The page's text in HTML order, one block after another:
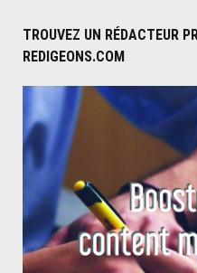
TROUVEZ UN RÉDACTEUR
REDIGEONS.COM